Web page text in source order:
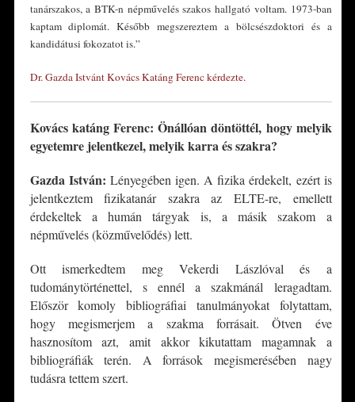
tanárszakos, a BTK-n népművelés szakos hallgató voltam. 1973-ban
kaptam diplomát. Később megszereztem a bölcsészdoktori és a
kandidátusi fokozatot is.”
Dr. Gazda Istvánt Kovács Katáng Ferenc kérdezte.
Kovács katáng Ferenc: Önállóan döntöttél, hogy melyik
egyetemre jelentkezel, melyik karra és szakra?
Gazda István: Lényegében igen. A fizika érdekelt, ezért is
jelentkeztem fizikatanár szakra az ELTE-re, emellett
érdekeltek a humán tárgyak is, a másik szakom a
népművelés (közművelődés) lett.
Ott ismerkedtem meg Vekerdi Lászlóval és a
tudománytörténettel, s ennél a szakmánál leragadtam.
Először komoly bibliográfiai tanulmányokat folytattam,
hogy megismerjem a szakma forrásait. Ötven éve
hasznosítom azt, amit akkor kikutattam magamnak a
bibliográfiák terén. A források megismerésében nagy
tudásra tettem szert.